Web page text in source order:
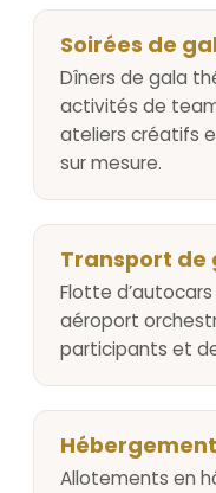
Soirées de
Dîners de gala
activités de
ateliers créatifs
sur mesure.
Transport de
Flotte
aéroport
participants et
Allotements en